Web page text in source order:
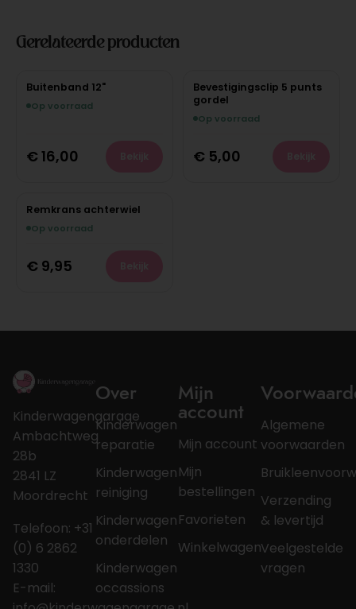
Gerelateerde producten
Buitenband 12"
Op voorraad
€ 16,00
Bevestigingsclip 5 punts
gordel
Op voorraad
€ 5,00
Remkrans achterwiel
Op voorraad
€ 9,95
Kinderwagengarage
Ambachtweg
28b
2841 LZ
Moordrecht
Telefoon: +31
(0) 6 2862
1330
E-mail:
Over
Kinderwagen
reparatie
Kinderwagen
reiniging
Kinderwagen
onderdelen
Kinderwagen
occassions
Mijn
account
Mijn account
Mijn
bestellingen
Favorieten
Winkelwagen
Algemene
voorwaarden
Verzending
& levertijd
Veelgestelde
vragen